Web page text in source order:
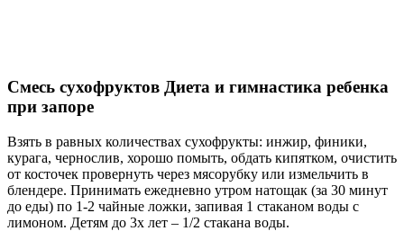
Смесь сухофруктов Диета и гимнастика ребенка
при запоре
Взять в равных количествах сухофрукты: инжир, финики,
курага, чернослив, хорошо помыть, обдать кипятком, очистить
от косточек провернуть через мясорубку или измельчить в
блендере. Принимать ежедневно утром натощак (за 30 минут
до еды) по 1-2 чайные ложки, запивая 1 стаканом воды с
лимоном. Детям до 3х лет – 1/2 стакана воды.